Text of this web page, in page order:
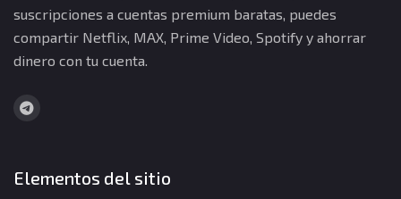
suscripciones a cuentas premium baratas, puedes
compartir Netflix, MAX, Prime Video, Spotify y ahorrar
dinero con tu cuenta.
Elementos del sitio